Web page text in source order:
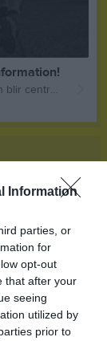
Information
parties, or
for
opt-out
that after your
seeing
utilized by
prior to
Välkommen till er nya gruppsida på laget.se! Den blir central i all kommunikation mellan aktiva, ledare, föräldrar och andra intresserade. För att komma igång direkt med en bra kommunikation i och omkring gruppen finns ett antal viktiga punkter för sidans administratör: • Logga in och lägga till alla aktiva och ledare under Medlemmar. • Fylla på kalendern med alla inplanerade aktiviteter. Matcher läggs till via Serier medan träningar och andra aktiviteter läggs till via Aktiviteter. • Skriv nyheter löpande och berätta om verksamheten. I takt med att nya nyheter läggs till kommer den här nyhetstexten att försvinna. Om någon i gruppen har frågor om laget.se är man alltid välkommen att kontakta vår support på support@laget.se eller 019-15 44 00. Varmt välkomna till laget.se!